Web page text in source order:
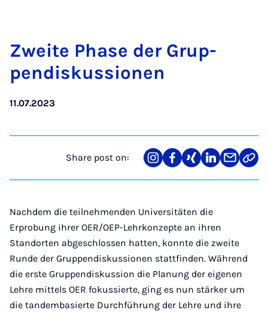
Zweite Phase der Grup­
pendiskus­sion­en
11.07.2023
Share post on:
Share
on
Teilen
auf
Teilen
auf
Teilen
auf
Teilen
über
Link
Nachdem die teilnehmenden Universitäten die
Erprobung ihrer OER/OEP-Lehrkonzepte an ihren
Standorten abgeschlossen hatten, konnte die zweite
Runde der Gruppendiskussionen stattfinden. Während
die erste Gruppendiskussion die Planung der eigenen
Lehre mittels OER fokussierte, ging es nun stärker um
die tandembasierte Durchführung der Lehre und ihre